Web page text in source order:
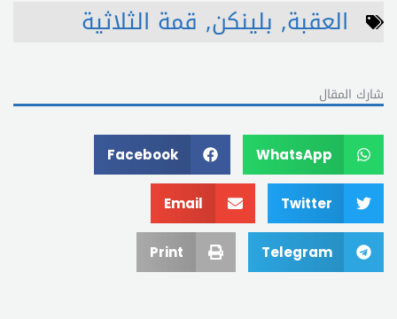
العقبة, بلينكن, قمة الثلاثية
شارك المقال
WhatsApp
Facebook
Twitter
Email
Telegram
Print